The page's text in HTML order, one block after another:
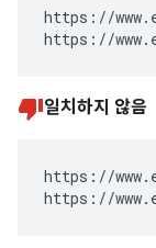
https://
https://
일치하지 않음
https://
https://